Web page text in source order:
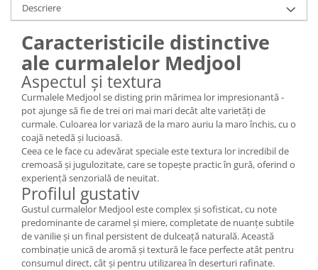
Descriere
Caracteristicile distinctive
ale curmalelor Medjool
Aspectul și textura
Curmalele Medjool se disting prin mărimea lor impresionantă -
pot ajunge să fie de trei ori mai mari decât alte varietăți de
curmale. Culoarea lor variază de la maro auriu la maro închis, cu o
coajă netedă și lucioasă.
Ceea ce le face cu adevărat speciale este textura lor incredibil de
cremoasă și jugulozitate, care se topește practic în gură, oferind o
experiență senzorială de neuitat.
Profilul gustativ
Gustul curmalelor Medjool este complex și sofisticat, cu note
predominante de caramel și miere, completate de nuanțe subtile
de vanilie și un final persistent de dulceață naturală. Această
combinație unică de aromă și textură le face perfecte atât pentru
consumul direct, cât și pentru utilizarea în deserturi rafinate.